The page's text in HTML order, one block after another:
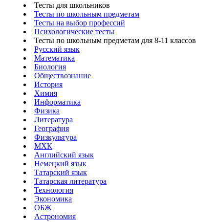
Тесты для школьников
Тесты по школьным предметам
Тесты на выбор профессий
Психологические тесты
Тесты по школьным предметам для 8-11 классов
Русский язык
Математика
Биология
Обществознание
История
Химия
Информатика
Физика
Литература
География
Физкультура
МХК
Английский язык
Немецкий язык
Татарский язык
Татарская литература
Технология
Экономика
ОБЖ
Астрономия